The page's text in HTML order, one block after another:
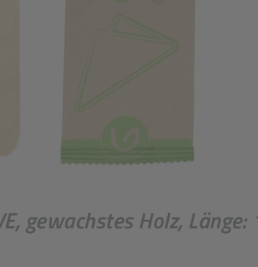
gewachstes Holz,